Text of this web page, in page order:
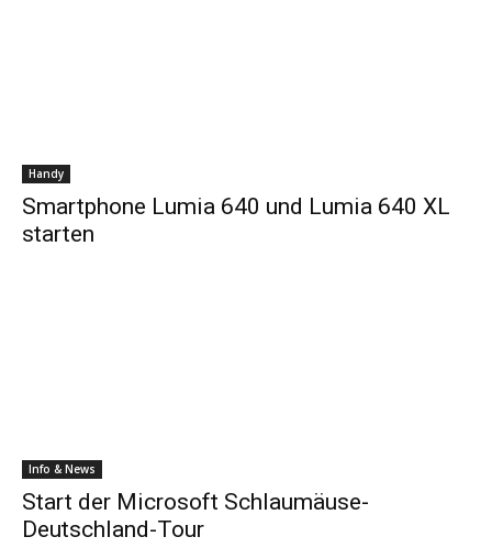
Handy
Smartphone Lumia 640 und Lumia 640 XL
starten
Info & News
Start der Microsoft Schlaumäuse-
Deutschland-Tour